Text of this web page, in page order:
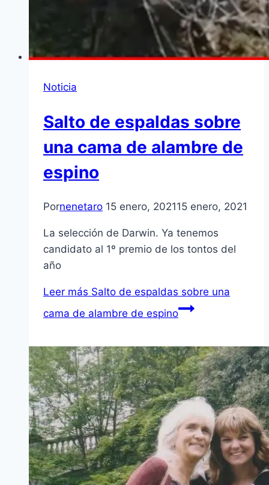
Noticia
Salto de espaldas sobre
una cama de alambre de
espino
Pornenetaro 15 enero, 202115 enero, 2021
La selección de Darwin. Ya tenemos
candidato al 1º premio de los tontos del
año
Leer más Salto de espaldas sobre una
cama de alambre de espino